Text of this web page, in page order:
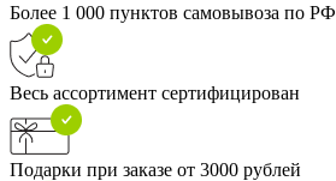
Более 1 000 пунктов самовывоза по РФ
Весь ассортимент сертифицирован
Подарки при заказе от 3000 рублей